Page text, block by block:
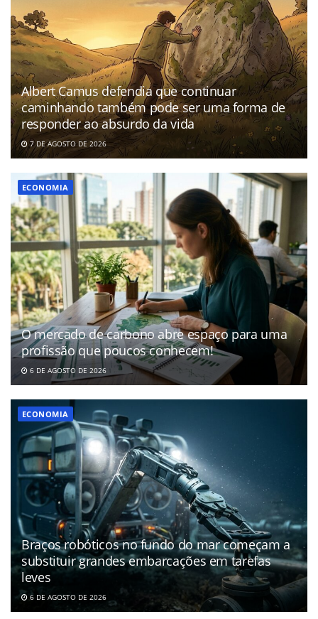
Albert Camus defendia que continuar
caminhando também pode ser uma forma de
responder ao absurdo da vida
7 DE AGOSTO DE 2026
ECONOMIA
O mercado de carbono abre espaço para uma
profissão que poucos conhecem!
6 DE AGOSTO DE 2026
ECONOMIA
Braços robóticos no fundo do mar começam a
substituir grandes embarcações em tarefas
leves
6 DE AGOSTO DE 2026